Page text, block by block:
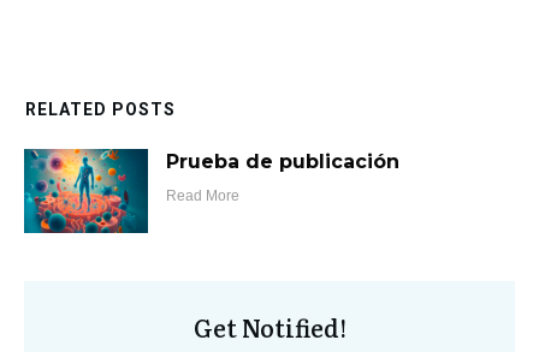
RELATED POSTS
Prueba de publicación
Read More
Get Notified!